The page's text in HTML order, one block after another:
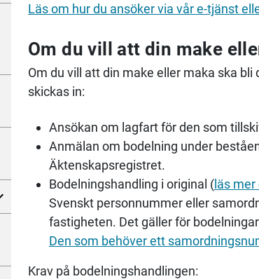
Läs om hur du ansöker via vår e-tjänst
Om du vill att din make
Om du vill att din make eller maka ska
skickas in:
Ansökan om lagfart för den som
Anmälan om bodelning under
Äktenskapsregistret.
Bodelningshandling i original (läs mer
Svenskt personnummer eller
fastigheten. Det gäller för
Den som behöver ett
Krav på bodelningshandlingen: